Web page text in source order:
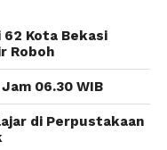
para orangtua
tua dibolehkan
nanti sesuai
ini,” kata Lastri,
62 Kota Bekasi
Roboh
06.30 WIB
di Perpustakaan